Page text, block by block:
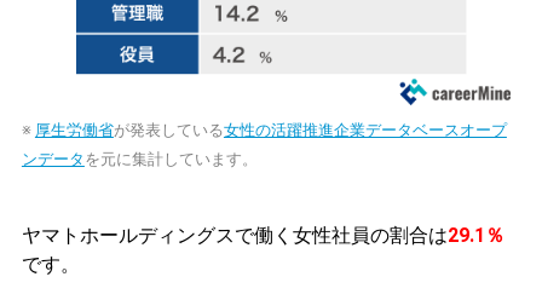
※ 厚生労働省が発表している女性の活躍推進企業データベースオープ
ンデータ を元に集計しています。
ヤマトホールディングスで働く女性社員の割合は29.1％
です。